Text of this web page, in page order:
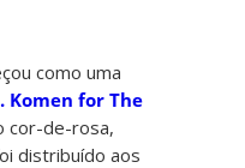
como uma
Komen for The
cor-de-rosa,
distribuído aos